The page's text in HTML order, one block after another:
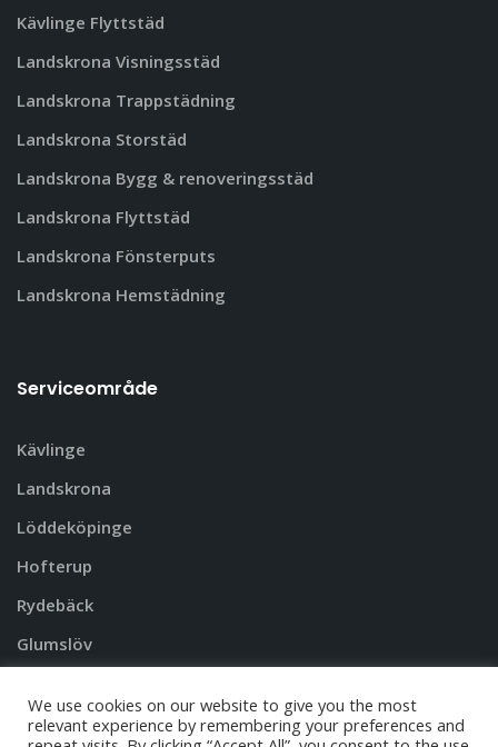
Kävlinge Flyttstäd
Landskrona Visningsstäd
Landskrona Trappstädning
Landskrona Storstäd
Landskrona Bygg & renoveringsstäd
Landskrona Flyttstäd
Landskrona Fönsterputs
Landskrona Hemstädning
Serviceområde
Kävlinge
Landskrona
Löddeköpinge
Hofterup
Rydebäck
Glumslöv
We use cookies on our website to give you the most
relevant experience by remembering your preferences and